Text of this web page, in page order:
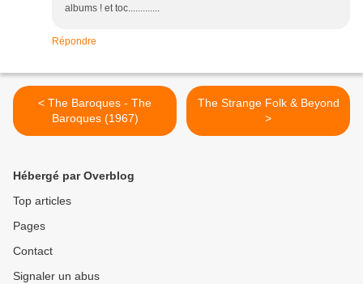
albums ! et toc.............
Répondre
< The Baroques - The
Baroques (1967)
The Strange Folk & Beyond
>
Hébergé par Overblog
Top articles
Pages
Contact
Signaler un abus